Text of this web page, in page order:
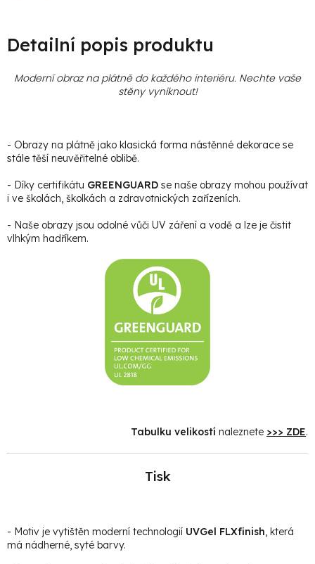
Detailní popis produktu
Moderní obraz na plátně do každého interiéru. Nechte vaše
stěny vyniknout!
- Obrazy na plátně jako klasická forma nástěnné dekorace se
stále těší neuvěřitelné oblibě.
- Díky certifikátu GREENGUARD se naše obrazy mohou používat
i ve školách, školkách a zdravotnických zařízeních.
- Naše obrazy jsou odolné vůči UV záření a vodě a lze je čistit
vlhkým hadříkem.
Tabulku velikostí naleznete >>> ZDE.
Tisk
- Motiv je vytištěn moderní technologií UVGel FLXfinish, která
má nádherné, syté barvy.